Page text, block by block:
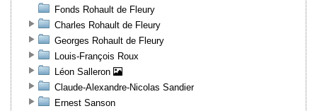
Fonds Rohault de Fleury
Charles Rohault de Fleury
Georges Rohault de Fleury
Louis-François Roux
Léon Salleron
Claude-Alexandre-Nicolas Sandier
Ernest Sanson